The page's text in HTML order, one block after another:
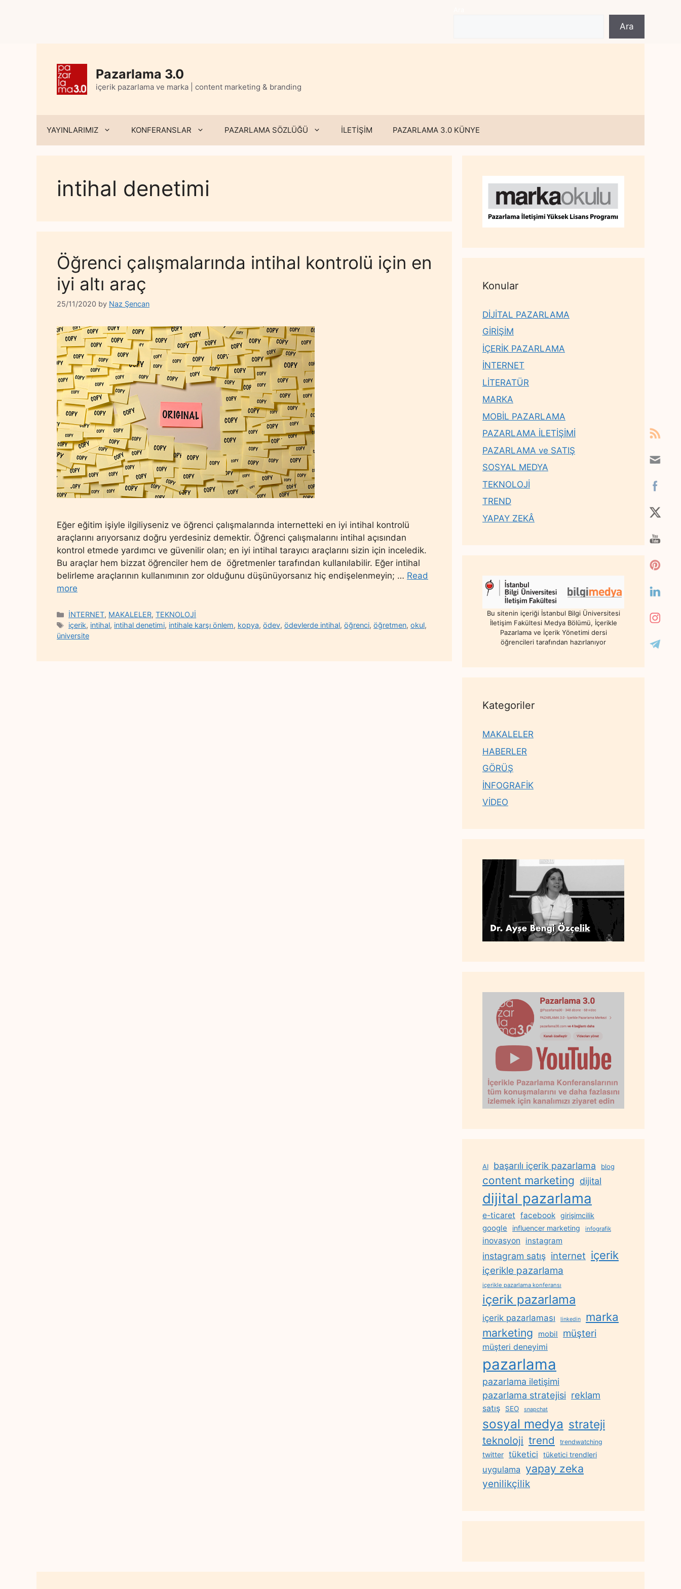
Ara
Pazarlama 3.0
içerik pazarlama ve marka | content marketing & branding
YAYINLARIMIZ KONFERANSLAR PAZARLAMA SÖZLÜĞÜ İLETİŞİM PAZARLAMA 3.0 KÜNYE
intihal denetimi
Öğrenci çalışmalarında intihal kontrolü için en
iyi altı araç
25/11/2020 by Naz Şencan
Eğer eğitim işiyle ilgiliyseniz ve öğrenci çalışmalarında internetteki en iyi intihal kontrolü
araçlarını arıyorsanız doğru yerdesiniz demektir. Öğrenci çalışmalarını intihal açısından
kontrol etmede yardımcı ve güvenilir olan; en iyi intihal tarayıcı araçlarını sizin için inceledik.
Bu araçlar hem bizzat öğrenciler hem de öğretmenler tarafından kullanılabilir. Eğer intihal
belirleme araçlarının kullanımının zor olduğunu düşünüyorsanız hiç endişelenmeyin; … Read
more
Categories
İNTERNET, MAKALELER,TEKNOLOJİ
Tags
içerik, intihal, intihal denetimi, intihale karşı önlem, kopya,ödev,ödevlerde intihal,öğrenci,öğretmen,okul,
üniversite
Konular
DİJİTAL PAZARLAMA
GİRİŞİM
İÇERİK PAZARLAMA
İNTERNET
LİTERATÜR
MARKA
MOBİL PAZARLAMA
PAZARLAMA İLETİŞİMİ
PAZARLAMA ve SATIŞ
SOSYAL MEDYA
TEKNOLOJİ
TREND
YAPAY ZEKÂ
Bu sitenin içeriği İstanbul Bilgi Üniversitesi
İletişim Fakültesi Medya Bölümü, İçerikle
Pazarlama ve İçerik Yönetimi dersi
öğrencileri tarafından hazırlanıyor
Kategoriler
MAKALELER
HABERLER
GÖRÜŞ
İNFOGRAFİK
VİDEO
AI başarılı içerik pazarlama blog
content marketing dijital
dijital pazarlama
e-ticaret facebook girişimcilik
google influencer marketing infografik
inovasyon instagram
instagram satış internet içerik
içerikle pazarlama
içerikle pazarlama konferansı
içerik pazarlama
içerik pazarlaması linkedin marka
marketing mobil müşteri
müşteri deneyimi
pazarlama
pazarlama iletişimi
pazarlama stratejisi reklam
satış SEO snapchat
sosyal medya strateji
teknoloji trend trendwatching
twitter tüketici tüketici trendleri
uygulama yapay zeka
yenilikçilik